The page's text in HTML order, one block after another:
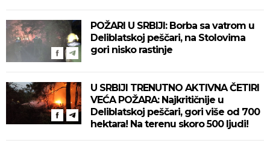
POŽARI U SRBIJI: Borba sa vatrom u
Deliblatskoj peščari, na Stolovima
gori nisko rastinje
U SRBIJI TRENUTNO AKTIVNA ČETIRI
VEĆA POŽARA: Najkritičnije u
Deliblatskoj peščari, gori više od 700
hektara! Na terenu skoro 500 ljudi!